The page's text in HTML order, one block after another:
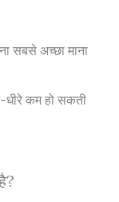
सबसे अच्छा माना
धीरे कम हो सकती